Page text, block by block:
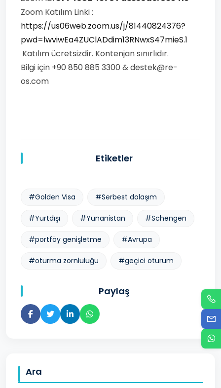
Zoom Katılım Linki :
https://us06web.zoom.us/j/81440824376?
pwd=lwviwEa4ZUClADdim13RNwxS47mieS.1
Katılım ücretsizdir. Kontenjan sınırlıdır.
Bilgi için +90 850 885 3300 & destek@re-
os.com
Etiketler
#Golden Visa #Serbest dolaşım
#Yurtdışı #Yunanistan #Schengen
#portföy genişletme #Avrupa
#oturma zornluluğu #geçici oturum
Paylaş
Ara